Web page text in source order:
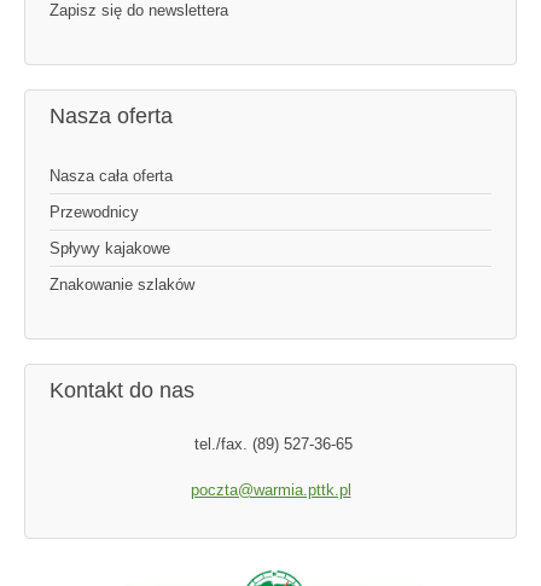
Zapisz się do newslettera
Nasza oferta
Nasza cała oferta
Przewodnicy
Spływy kajakowe
Znakowanie szlaków
Kontakt do nas
tel./fax. (89) 527-36-65
poczta@warmia.pttk.pl